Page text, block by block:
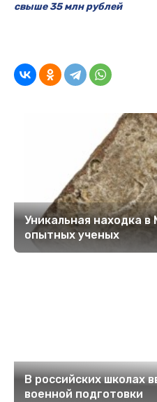
свыше 35 млн рублей
Уникальная находка
опытных ученых
В российских школах
военной подготовки